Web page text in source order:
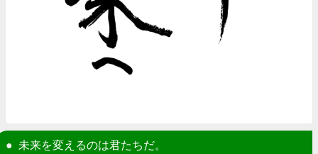
未来を変えるのは君たちだ。